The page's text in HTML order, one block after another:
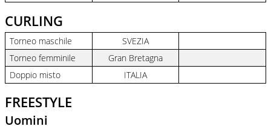
CURLING
Torneo maschile
SVEZIA
Torneo femminile
Gran Bretagna
Doppio misto
ITALIA
FREESTYLE
Uomini